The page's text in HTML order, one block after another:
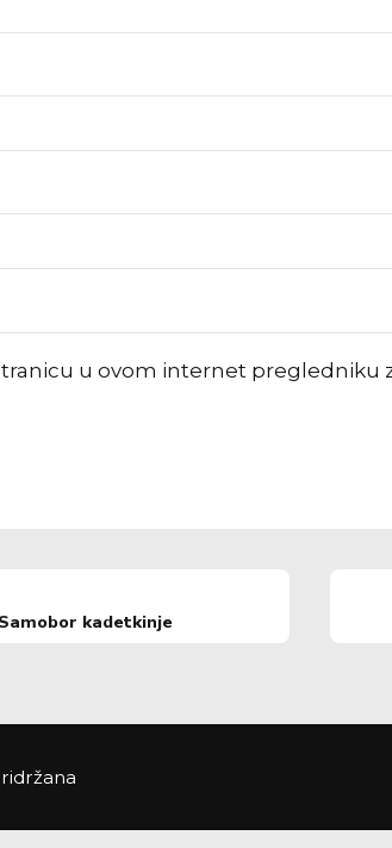
u ovom internet pregledniku
kadetkinje